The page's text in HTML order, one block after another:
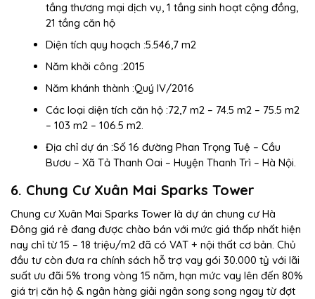
tầng thương mại dịch vụ, 1 tầng sinh hoạt cộng đồng,
21 tầng căn hộ
Diện tích quy hoạch :5.546,7 m2
Năm khởi công :2015
Năm khánh thành :Quý IV/2016
Các loại diện tích căn hộ :72,7 m2 – 74.5 m2 – 75.5 m2
– 103 m2 – 106.5 m2.
Địa chỉ dự án :Số 16 đường Phan Trọng Tuệ – Cầu
Bươu – Xã Tả Thanh Oai – Huyện Thanh Trì – Hà Nội.
6. Chung Cư Xuân Mai Sparks Tower
Chung cư Xuân Mai Sparks Tower là dự án chung cư Hà
Đông giá rẻ đang được chào bán với mức giá thấp nhất hiện
nay chỉ từ 15 – 18 triệu/m2 đã có VAT + nội thất cơ bản. Chủ
đầu tư còn đưa ra chính sách hỗ trợ vay gói 30.000 tỷ với lãi
suất ưu đãi 5% trong vòng 15 năm, hạn mức vay lên đến 80%
giá trị căn hộ & ngân hàng giải ngân song song ngay từ đợt